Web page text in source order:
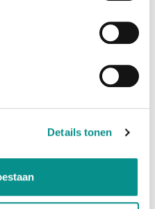
Details tonen
maximaal twee 4K 60Hz